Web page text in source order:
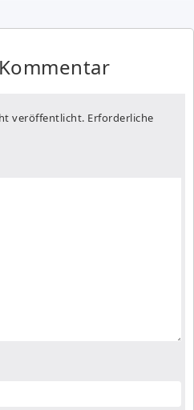
veröffentlicht. Erforderliche